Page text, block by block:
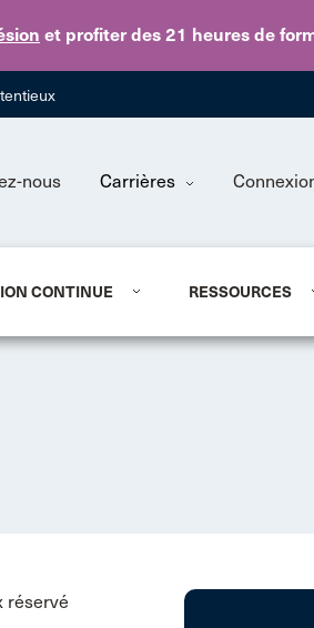
et profiter des 21 heures de
Skip to main content
nous Carrières
CONTINUE RESSOURCES
réservé